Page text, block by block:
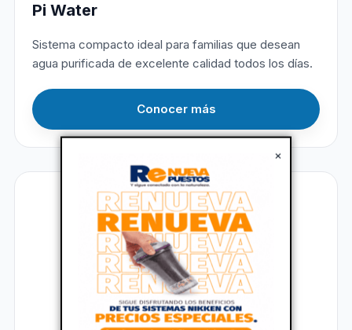
×
Pi Water
Sistema compacto ideal para familias que desean
agua purificada de excelente calidad todos los días.
Conocer más